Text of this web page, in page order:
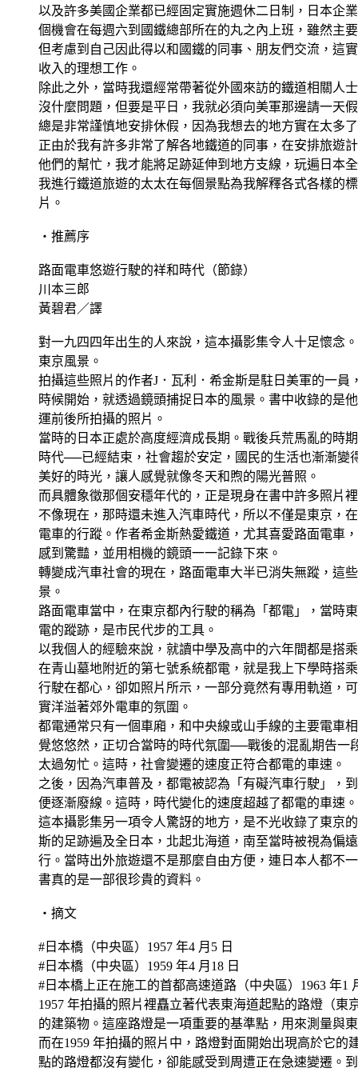
以及許多美國企業都已經固定實施週休二日制，日本企
個機會在每週六到國鐵總部所在的丸之內上班，雖然主
但考慮到自己因此得以和國鐵的同事、朋友們交流，這
收入的理想工作。
除此之外，當時我還經常帶著從外國來訪的鐵道相關人
沒什麼問題，但要是平日，我就必須向美軍那邊請一天
總是非常謹慎地安排休假，因為我想去的地方實在太多
正由於我有許多非常了解各地鐵道的同事，在安排旅遊
他們的幫忙，我才能將足跡延伸到地方支線，玩遍日本
我進行鐵道旅遊的太太在每個景點為我解釋各式各樣的
片。
‧推薦序
路面電車悠遊行駛的祥和時代（節錄）
川本三郎
黃碧君／譯
對一九四四年出生的人來說，這本攝影集令人十足懷念
東京風景。
拍攝這些照片的作者J．瓦利．希金斯是駐日美軍的一員
時候開始，就透過鏡頭捕捉日本的風景。書中收錄的是
運前後所拍攝的照片。
當時的日本正處於高度經濟成長期。戰後兵荒馬亂的時
時代──已經結束，社會趨於安定，國民的生活也漸漸變
美好的時光，讓人感覺就像冬天和煦的陽光普照。
而具體象徵那個安穩年代的，正是現身在書中許多照片
不像現在，那時還未進入汽車時代，所以不僅是東京，
電車的行蹤。作者希金斯熱愛鐵道，尤其喜愛路面電車
感到驚豔，並用相機的鏡頭一一記錄下來。
轉變成汽車社會的現在，路面電車大半已消失無蹤，這
景。
路面電車當中，在東京都內行駛的稱為「都電」，當時
電的蹤跡，是市民代步的工具。
以我個人的經驗來說，就讀中學及高中的六年間都是搭
在青山墓地附近的第七號系統都電，就是我上下學時搭
行駛在都心，卻如照片所示，一部分竟然有專用軌道，
實洋溢著郊外電車的氛圍。
都電通常只有一個車廂，和中央線或山手線的主要電車
覺悠悠然，正切合當時的時代氛圍──戰後的混亂期告一
太過匆忙。這時，社會變遷的速度正符合都電的車速。
之後，因為汽車普及，都電被認為「有礙汽車行駛」，
便逐漸廢線。這時，時代變化的速度超越了都電的車速。
這本攝影集另一項令人驚訝的地方，是不光收錄了東京
斯的足跡遍及全日本，北起北海道，南至當時被視為偏
行。當時出外旅遊還不是那麼自由方便，連日本人都不
書真的是一部很珍貴的資料。
‧摘文
#日本橋（中央區）1957 年4 月5 日
#日本橋（中央區）1959 年4 月18 日
#日本橋上正在施工的首都高速道路（中央區）1963 年1
1957 年拍攝的照片裡矗立著代表東海道起點的路燈（東
的建築物。這座路燈是一項重要的基準點，用來測量與
而在1959 年拍攝的照片中，路燈對面開始出現高於它的
點的路燈都沒有變化，卻能感受到周遭正在急速變遷。